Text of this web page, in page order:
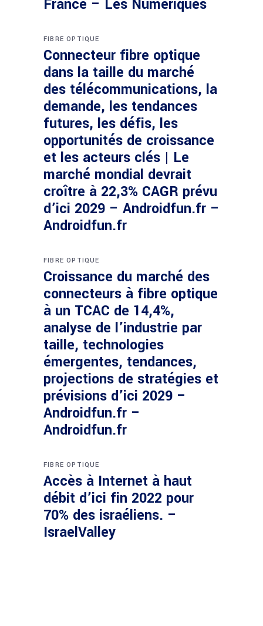
France – Les Numériques
FIBRE OPTIQUE
Connecteur fibre optique
dans la taille du marché
des télécommunications, la
demande, les tendances
futures, les défis, les
opportunités de croissance
et les acteurs clés | Le
marché mondial devrait
croître à 22,3% CAGR prévu
d’ici 2029 – Androidfun.fr –
Androidfun.fr
FIBRE OPTIQUE
Croissance du marché des
connecteurs à fibre optique
à un TCAC de 14,4%,
analyse de l’industrie par
taille, technologies
émergentes, tendances,
projections de stratégies et
prévisions d’ici 2029 –
Androidfun.fr –
Androidfun.fr
FIBRE OPTIQUE
Accès à Internet à haut
débit d’ici fin 2022 pour
70% des israéliens. –
IsraelValley